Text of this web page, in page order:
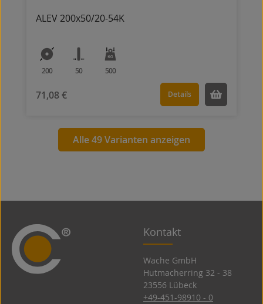
ALEV 200x50/20-54K
200 50 500
71,08 € Details
Alle 49 Varianten anzeigen
Kontakt
Wache GmbH
Hutmacherring 32 ­- 38
23556 Lübeck
+49-451-98910 - 0